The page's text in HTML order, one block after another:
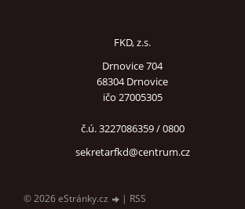
FKD, z.s.
Drnovice 704
68304 Drnovice
ičo 27005305
č.ú. 3227086359 / 0800
sekretarfkd@centrum.cz
© 2026 eStránky.cz | RSS